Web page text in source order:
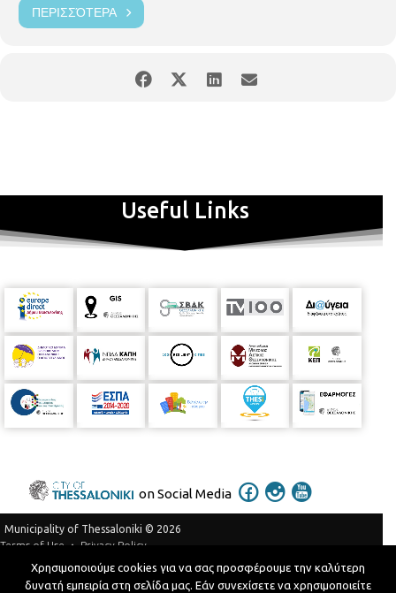
ΠΕΡΙΣΣΌΤΕΡΑ
Useful Links
on Social Media
Municipality of Thessaloniki © 2026
Terms of Use
Privacy Policy
Telephone Catalog
Χρησιμοποιούμε cookies για να σας προσφέρουμε την καλύτερη
δυνατή εμπειρία στη σελίδα μας. Εάν συνεχίσετε να χρησιμοποιείτε